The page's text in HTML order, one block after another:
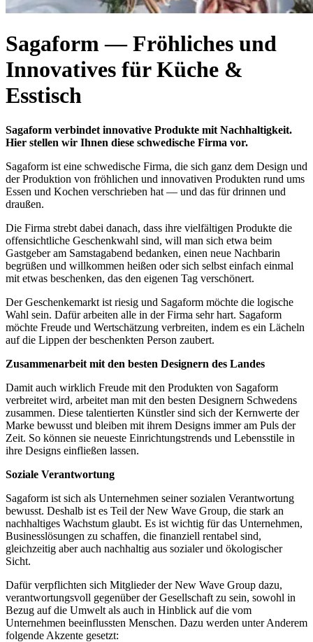
Sagaform — Fröhliches und
Innovatives für Küche &
Esstisch
Sagaform verbindet innovative Produkte mit Nachhaltigkeit.
Hier stellen wir Ihnen diese schwedische Firma vor.
Sagaform ist eine schwedische Firma, die sich ganz dem Design und
der Produktion von fröhlichen und innovativen Produkten rund ums
Essen und Kochen verschrieben hat — und das für drinnen und
draußen.
Die Firma strebt dabei danach, dass ihre vielfältigen Produkte die
offensichtliche Geschenkwahl sind, will man sich etwa beim
Gastgeber am Samstagabend bedanken, einen neue Nachbarin
begrüßen und willkommen heißen oder sich selbst einfach einmal
mit etwas beschenken, das den eigenen Tag verschönert.
Der Geschenkemarkt ist riesig und Sagaform möchte die logische
Wahl sein. Dafür arbeiten alle in der Firma sehr hart. Sagaform
möchte Freude und Wertschätzung verbreiten, indem es ein Lächeln
auf die Lippen der beschenkten Person zaubert.
Zusammenarbeit mit den besten Designern des Landes
Damit auch wirklich Freude mit den Produkten von Sagaform
verbreitet wird, arbeitet man mit den besten Designern Schwedens
zusammen. Diese talentierten Künstler sind sich der Kernwerte der
Marke bewusst und bleiben mit ihrem Designs immer am Puls der
Zeit. So können sie neueste Einrichtungstrends und Lebensstile in
ihre Designs einfließen lassen.
Soziale Verantwortung
Sagaform ist sich als Unternehmen seiner sozialen Verantwortung
bewusst. Deshalb ist es Teil der New Wave Group, die stark an
nachhaltiges Wachstum glaubt. Es ist wichtig für das Unternehmen,
Businesslösungen zu schaffen, die finanziell rentabel sind,
gleichzeitig aber auch nachhaltig aus sozialer und ökologischer
Sicht.
Dafür verpflichten sich Mitglieder der New Wave Group dazu,
verantwortungsvoll gegenüber der Gesellschaft zu sein, sowohl in
Bezug auf die Umwelt als auch in Hinblick auf die vom
Unternehmen beeinflussten Menschen. Dazu werden unter Anderem
folgende Akzente gesetzt: